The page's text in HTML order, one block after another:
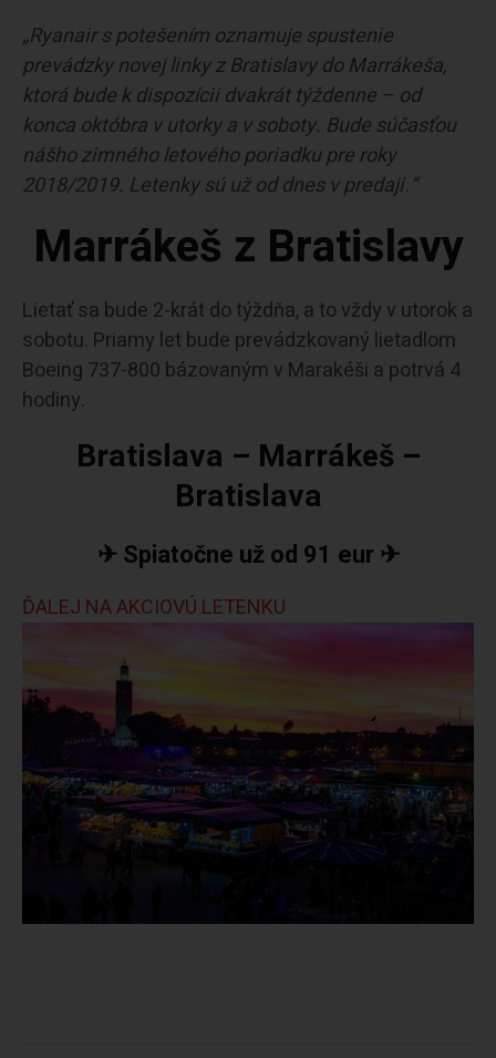
„Ryanair s potešením oznamuje spustenie
prevádzky novej linky z Bratislavy do Marrákeša,
ktorá bude k dispozícii dvakrát týždenne – od
konca októbra v utorky a v soboty. Bude súčasťou
nášho zimného letového poriadku pre roky
2018/2019. Letenky sú už od dnes v predaji.“
Marrákeš z Bratislavy
Lietať sa bude 2-krát do týždňa, a to vždy v utorok a
sobotu. Priamy let bude prevádzkovaný lietadlom
Boeing 737-800 bázovaným v Marakéši a potrvá 4
hodiny.
Bratislava – Marrákeš –
Bratislava
✈ Spiatočne už od 91 eur ✈
ĎALEJ NA AKCIOVÚ LETENKU